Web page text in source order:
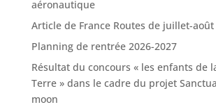
aéronautique
Article de France Routes de juillet-août
Planning de rentrée 2026-2027
Résultat du concours « les enfants de
Terre » dans le cadre du projet
moon